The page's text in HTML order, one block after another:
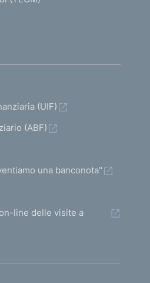
(UIF)
(ABF)
una banconota"
line delle visite a